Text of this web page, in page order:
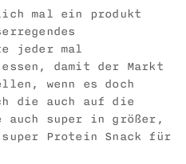
mal ein produkt
jeder mal
damit der Markt
wenn es doch
die auch auf die
auch super in größer,
Protein Snack für